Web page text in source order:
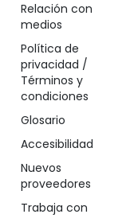
Relación con
medios
Política de
privacidad /
Términos y
condiciones
Glosario
Accesibilidad
Nuevos
proveedores
Trabaja con